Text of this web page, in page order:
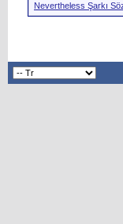
Nevertheless Şarkı